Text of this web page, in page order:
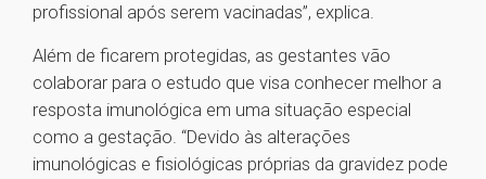
profissional após serem vacinadas”, explica.
Além de ficarem protegidas, as gestantes vão
colaborar para o estudo que visa conhecer melhor a
resposta imunológica em uma situação especial
como a gestação. “Devido às alterações
imunológicas e fisiológicas próprias da gravidez pode